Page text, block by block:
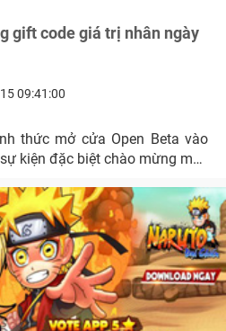
gift code giá trị nhân ngày
09:41:00
thức mở cửa Open Beta vào
kiện đặc biệt chào mừng máy